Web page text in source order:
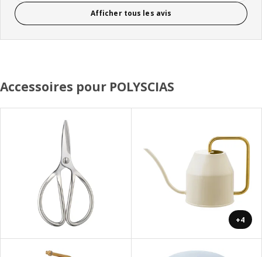
Afficher tous les avis
Accessoires pour POLYSCIAS
+4